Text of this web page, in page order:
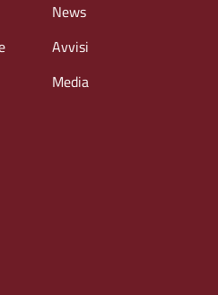
News
Avvisi
Media